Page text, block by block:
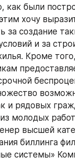
как были
хочу
за создание
и за
Кроме
и рядовых
молодых
высшей
биллинга
системы»